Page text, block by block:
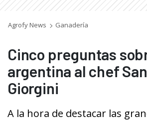
Agrofy News Ganadería
Cinco preguntas
argentina al chef
Giorgini
A la hora de destacar las